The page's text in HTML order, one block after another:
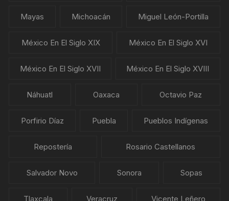
Mayas Michoacán Miguel León-Portilla
México En El Siglo XIX México En El Siglo XVI
México En El Siglo XVII México En El Siglo XVIII
Náhuatl Oaxaca Octavio Paz
Porfirio Díaz Puebla Pueblos Indígenas
Repostería Rosario Castellanos
Salvador Novo Sonora Sopas
Tlaxcala Veracruz Vicente Leñero